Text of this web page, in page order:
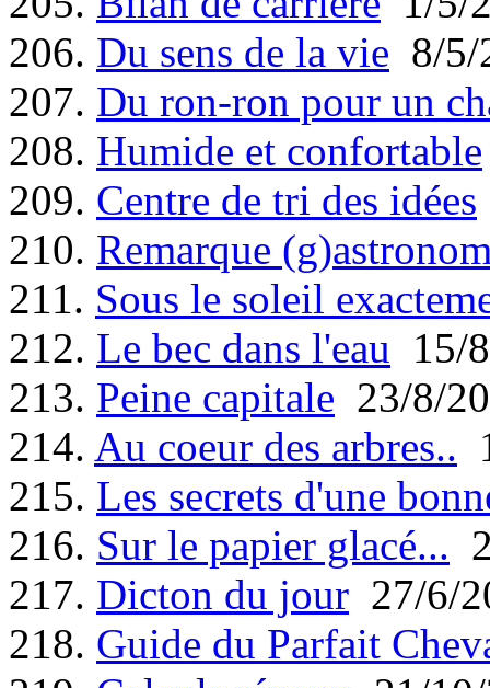
206. Du sens de la vie 8/5/
207. Du ron-ron pour un
208. Humide et confortable
209. Centre de tri des idées
210. Remarque
211. Sous le soleil
212. Le bec dans l'eau 15/
213. Peine capitale 23/8/
214. Au coeur des arbres..
215. Les secrets d'une
216. Sur le papier glacé...
217. Dicton du jour 27/6/
218. Guide du Parfait